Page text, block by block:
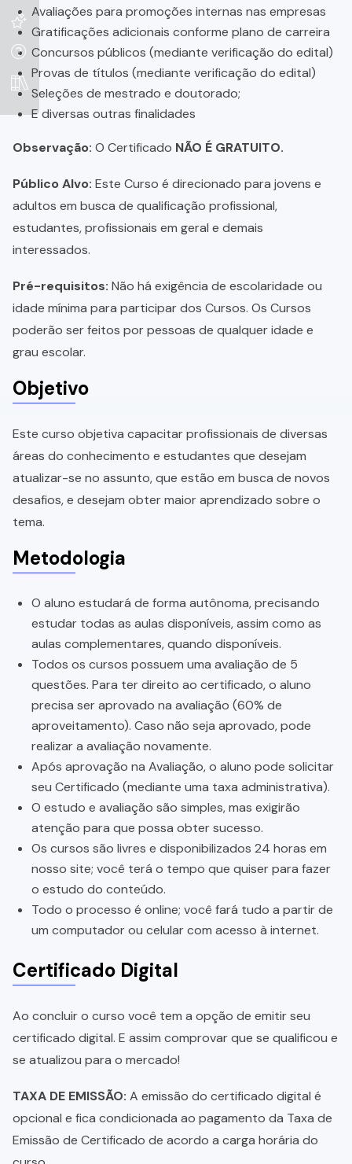
Avaliações para promoções internas nas empresas
Gratificações adicionais conforme plano de carreira
Concursos públicos (mediante verificação do edital)
Provas de títulos (mediante verificação do edital)
Seleções de mestrado e doutorado;
E diversas outras finalidades
Observação: O Certificado NÃO É GRATUITO.
Público Alvo: Este Curso é direcionado para jovens e
adultos em busca de qualificação profissional,
estudantes, profissionais em geral e demais
interessados.
Pré-requisitos: Não há exigência de escolaridade ou
idade mínima para participar dos Cursos. Os Cursos
poderão ser feitos por pessoas de qualquer idade e
grau escolar.
Objetivo
Este curso objetiva capacitar profissionais de diversas
áreas do conhecimento e estudantes que desejam
atualizar-se no assunto, que estão em busca de novos
desafios, e desejam obter maior aprendizado sobre o
tema.
Metodologia
O aluno estudará de forma autônoma, precisando
estudar todas as aulas disponíveis, assim como as
aulas complementares, quando disponíveis.
Todos os cursos possuem uma avaliação de 5
questões. Para ter direito ao certificado, o aluno
precisa ser aprovado na avaliação (60% de
aproveitamento). Caso não seja aprovado, pode
realizar a avaliação novamente.
Após aprovação na Avaliação, o aluno pode solicitar
seu Certificado (mediante uma taxa administrativa).
O estudo e avaliação são simples, mas exigirão
atenção para que possa obter sucesso.
Os cursos são livres e disponibilizados 24 horas em
nosso site; você terá o tempo que quiser para fazer
o estudo do conteúdo.
Todo o processo é online; você fará tudo a partir de
um computador ou celular com acesso à internet.
Certificado Digital
Ao concluir o curso você tem a opção de emitir seu
certificado digital. E assim comprovar que se qualificou e
se atualizou para o mercado!
TAXA DE EMISSÃO: A emissão do certificado digital é
opcional e fica condicionada ao pagamento da Taxa de
Emissão de Certificado de acordo a carga horária do